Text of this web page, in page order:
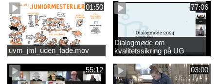
01:50
uvm_jml_uden_fade.mov
77:06
Dialogmøde om
kvalitetssikring på UG
55:12 03:00